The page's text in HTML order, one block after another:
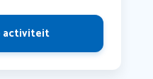
activiteit